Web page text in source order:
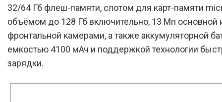
32/64 Гб флеш-памяти, слотом для карт-памяти
объёмом до 128 Гб включительно, 13 Мп основной
фронтальной камерами, а также аккумуляторной
емкостью 4100 мАч и поддержкой технологии
зарядки.